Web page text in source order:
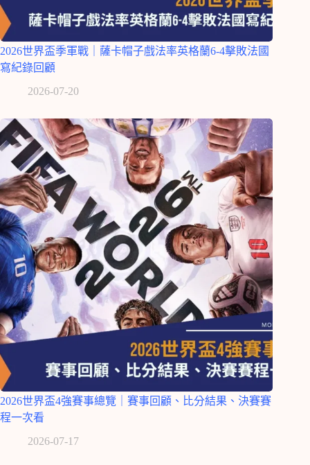
2026世界盃季軍戰｜薩卡帽子戲法率英格蘭6-4擊敗法國
寫紀錄回顧
2026-07-20
2026世界盃4強賽事總覽｜賽事回顧、比分結果、決賽賽
程一次看
2026-07-17